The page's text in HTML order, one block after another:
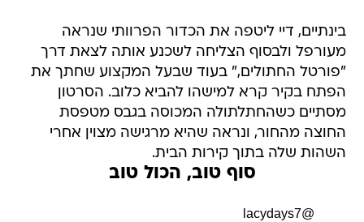
בינתיים, דיי ליטפה את הכדור הפרוותי שנראה
מעורפל ולבסוף הצליחה לשכנע אותה לצאת דרך
"פורטל החתולים," בעוד שבעל המקצוע שחתך את
הפתח בקיר קרא למישהו להביא כלוב. הסרטון
מסתיים כשהחתלתולה המכוסה בגבס מטפסת
החוצה מהחור, ונראה שהיא מרגישה מצוין אחרי
השהות שלה בתוך קירות הבית.
סוף טוב, הכול טוב
@lacydays7